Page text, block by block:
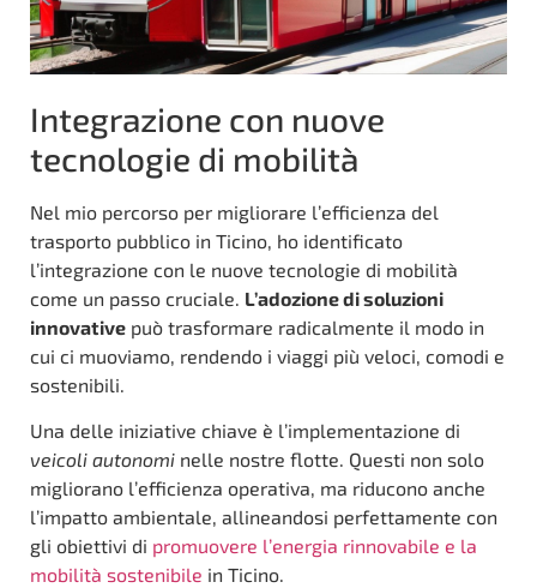
Integrazione con nuove
tecnologie di mobilità
Nel mio percorso per migliorare l’efficienza del
trasporto pubblico in Ticino, ho identificato
l’integrazione con le nuove tecnologie di mobilità
come un passo cruciale. L’adozione di soluzioni
innovative può trasformare radicalmente il modo in
cui ci muoviamo, rendendo i viaggi più veloci, comodi e
sostenibili.
Una delle iniziative chiave è l’implementazione di
veicoli autonomi nelle nostre flotte. Questi non solo
migliorano l’efficienza operativa, ma riducono anche
l’impatto ambientale, allineandosi perfettamente con
gli obiettivi di promuovere l’energia rinnovabile e la
mobilità sostenibile in Ticino.